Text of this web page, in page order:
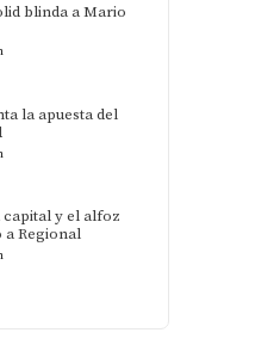
blinda a Mario
la apuesta del
y el alfoz
a Regional